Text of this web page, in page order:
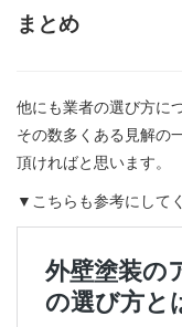
まとめ
他にも業者の選び方に
その数多くある見解の
頂ければと思います。
▼こちらも参考にして